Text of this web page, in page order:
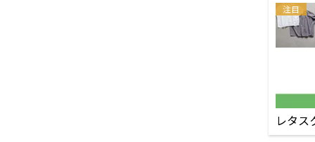
注目
レタス